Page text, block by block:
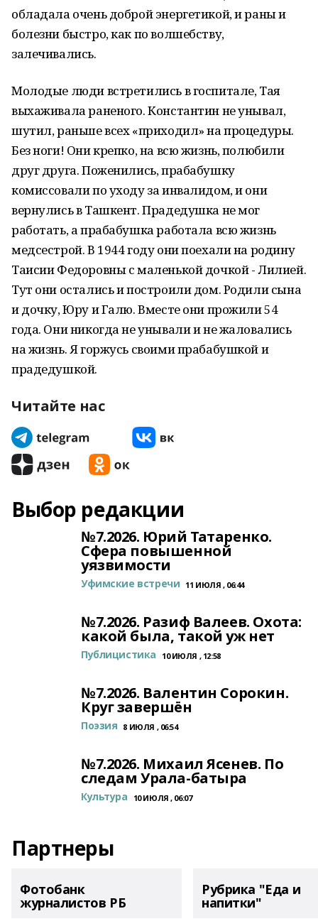
обладала очень доброй энергетикой, и раны и
болезни быстро, как по волшебству,
залечивались.
Молодые люди встретились в госпитале, Тая
выхаживала раненого. Константин не унывал,
шутил, раньше всех «приходил» на процедуры.
Без ноги! Они крепко, на всю жизнь, полюбили
друг друга. Поженились, прабабушку
комиссовали по уходу за инвалидом, и они
вернулись в Ташкент. Прадедушка не мог
работать, а прабабушка работала всю жизнь
медсестрой. В 1944 году они поехали на родину
Таисии Федоровны с маленькой дочкой - Лилией.
Тут они остались и построили дом. Родили сына
и дочку, Юру и Галю. Вместе они прожили 54
года. Они никогда не унывали и не жаловались
на жизнь. Я горжусь своими прабабушкой и
прадедушкой.
Читайте нас
Выбор редакции
№7.2026. Юрий Татаренко.
Сфера повышенной
уязвимости
Уфимские встречи 11 ИЮЛЯ , 06:44
№7.2026. Разиф Валеев. Охота:
какой была, такой уж нет
Публицистика 10 ИЮЛЯ , 12:58
№7.2026. Валентин Сорокин.
Круг завершён
Поэзия 8 ИЮЛЯ , 06:54
№7.2026. Михаил Ясенев. По
следам Урала-батыра
Культура 10 ИЮЛЯ , 06:07
Партнеры
Фотобанк
журналистов РБ
Рубрика "Еда и
напитки"